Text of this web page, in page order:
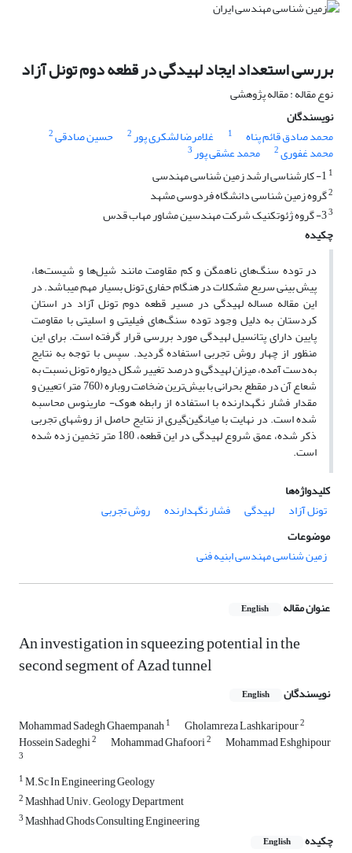
بررسی استعداد ایجاد لهیدگی در قطعه دوم تونل آزاد
نوع مقاله : مقاله پژوهشی
نویسندگان
محمد صادق قائم پناه
1 غلامرضا لشکری پور2 حسین صادقی2
محمد غفوری2 محمد عشقی پور3
1
2گروه زمین شناسی دانشگاه فردوسی مشهد
3
چکیده
در توده سنگ‌های ناهمگن و کم مقاومت مانند شیل‌ها و شیست‌ها،
پیش ­بینی سریع مشکلات در هنگام حفاری تونل بسیار مهم می­باشد. در
این مقاله مساله لهیدگی در مسیر قطعه دوم تونل آزاد در استان
کردستان به دلیل وجود توده سنگ‌های فیلیتی و اسلیتی با مقاومت
پایین دارای پتانسیل لهیدگی مورد بررسی قرار گرفته است. برای این
منظور از چهار روش تجربی استفاده گردید. سپس با توجه به نتایج
به‌دست آمده، میزان لهیدگی و درصد تغییر شکل دیواره تونل نسبت به
شعاع آن در مقطع بحرانی با بیش‌ترین ضخامت روباره (760 متر) تعیین و
مقدار فشار نگهدارنده با استفاده از رابطه هوک- مارینوس محاسبه
شده است. در نهایت با میانگین‌گیری از نتایج حاصل از روش­های تجربی
ذکر شده، عمق شروع لهیدگی در این قطعه، 180 متر تخمین زده شده
است.
کلیدواژه‌ها
تونل آزاد
لهیدگی فشار نگهدارنده
روش تجربی
موضوعات
زمین شناسی مهندسی ابنیه فنی
عنوان مقاله English
An investigation in squeezing potential in the
second segment of Azad tunnel
نویسندگان English
Mohammad Sadegh Ghaempanah1 Gholamreza Lashkaripour2
Hossein Sadeghi2 Mohammad Ghafoori2 Mohammad Eshghipour
3
1M.Sc In Engineering Geology
2Mashhad Univ. Geology Department
3Mashhad Ghods Consulting Engineering
چکیده
English